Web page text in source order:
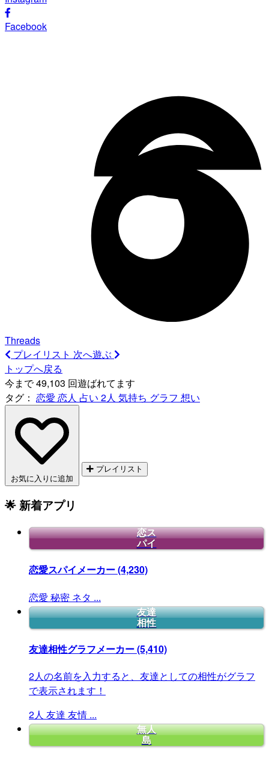
Facebook
Threads
プレイリスト 次へ遊ぶ
トップへ戻る
今まで 49,103 回遊ばれてます
タグ： 恋愛 恋人 占い 2人 気持ち グラフ 想い
お気に入りに追加
プレイリスト
🌟 新着アプリ
恋ス
パイ
恋愛スパイメーカー(4,230)
恋愛 秘密 ネタ ...
友達
相性
友達相性グラフメーカー(5,410)
2人の名前を入力すると、友達としての相性がグラフ
で表示されます！
2人 友達 友情 ...
無人
島